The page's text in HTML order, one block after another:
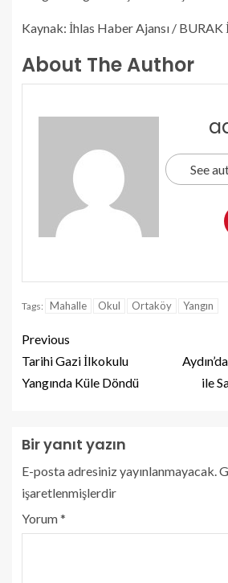
Kaynak: İhlas Haber Ajansı /
About The Author
See
Tags: Mahalle Okul Ortaköy Yangın
Previous
Tarihi Gazi İlkokulu
Yangında Küle Döndü
ile
Bir yanıt yazın
E-posta adresiniz yayınlanmayacak.
işaretlenmişlerdir
Yorum*